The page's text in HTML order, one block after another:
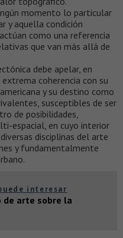
momento lo particular
y aquella condición
como una referencia
que van más allá de
debe apelar, en
coherencia con su
y su destino como
susceptibles de ser
de posibilidades,
espacial, en cuyo interior
disciplinas del arte
y fundamentalmente
interesar
de arte sobre la